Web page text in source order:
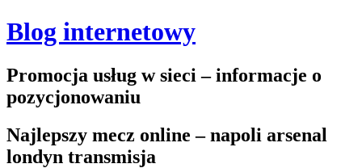
Blog internetowy
Promocja usług w sieci – informacje o
pozycjonowaniu
Najlepszy mecz online – napoli arsenal
londyn transmisja